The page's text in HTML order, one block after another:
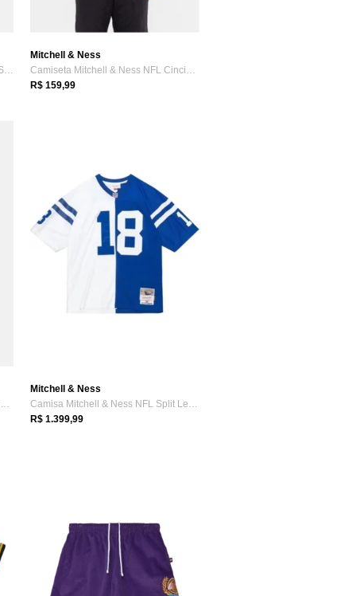
Camiseta Mitchell & Ness Oversize Shoe P...
Mitchell & Ness
Camiseta Mitchell & Ness NFL Cincinnatti...
R$ 159,99
Camiseta Mitchell & Ness NFL Philadelphi...
Mitchell & Ness
Camisa Mitchell & Ness NFL Split Legacy ...
R$ 1.399,99